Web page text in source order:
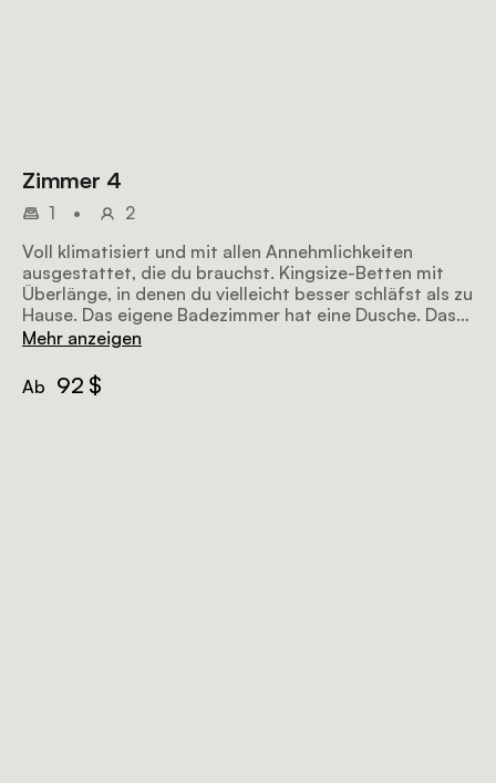
Zimmer 4
1 •
2
Voll klimatisiert und mit allen Annehmlichkeiten
ausgestattet, die du brauchst. Kingsize-Betten mit
Überlänge, in denen du vielleicht besser schläfst als zu
Hause. Das eigene Badezimmer hat eine Dusche. Das
Frühstück ist inklusive.
Mehr anzeigen
Ab 92 $